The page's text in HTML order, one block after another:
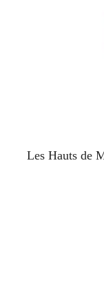
Les Hauts de